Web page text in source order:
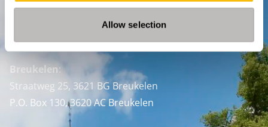
Allow selection
Contact
Breukelen:
Straatweg 25, 3621 BG Breukelen
P.O. Box 130, 3620 AC Breukelen